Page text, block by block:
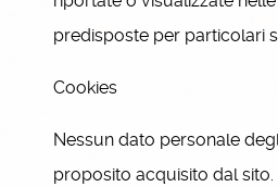
predisposte per particolari
Cookies
Nessun dato personale
proposito acquisito dal sito.